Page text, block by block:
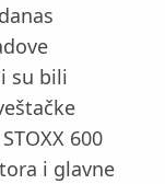
su bili
600
i glavne